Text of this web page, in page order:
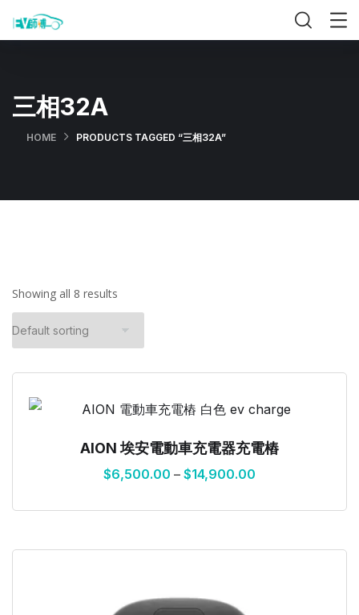
三相32A
HOME PRODUCTS TAGGED “三相32A”
Showing all 8 results
AION 埃安電動車充電器充電樁
$6,500.00 – $14,900.00